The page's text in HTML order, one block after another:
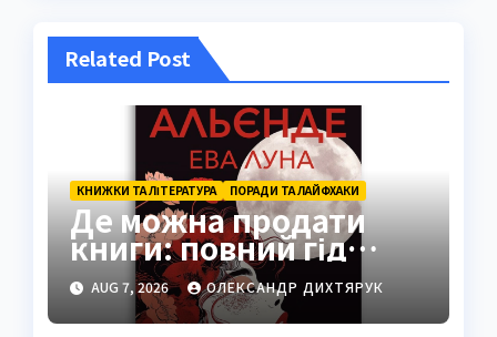
Related Post
КНИЖКИ ТА ЛІТЕРАТУРА ПОРАДИ ТА ЛАЙФХАКИ
Де можна продати
книги: повний гід
платформами 2026
AUG 7, 2026 ОЛЕКСАНДР ДИХТЯРУК